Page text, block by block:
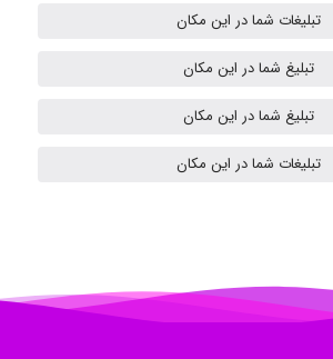
- mikaela
تبلیغات شما در این مکان
تبلیغ شما در این مکان
تبلیغ شما در این مکان
تبلیغات شما در این مکان